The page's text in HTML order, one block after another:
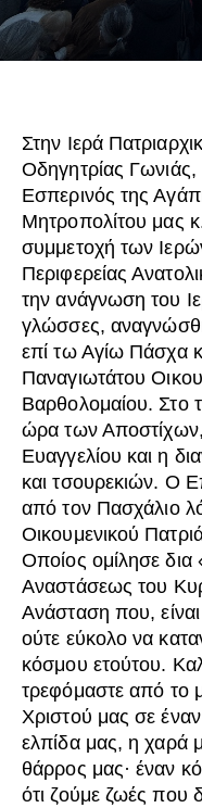
Στην Ιερά
Οδηγητρίας
Εσπερινός της
Μητροπολίτου μας
συμμετοχή των
Περιφερείας
την ανάγνωση του
γλώσσες,
επί τω Αγίω Πάσχα
Παναγιωτάτου
Βαρθολομαίου. Στο
ώρα των Αποστίχων,
Ευαγγελίου και η
και τσουρεκιών. Ο
από τον Πασχάλιο
Οικουμενικού
Οποίος ομίλησε δια
Αναστάσεως του
Ανάσταση που, είναι
ούτε εύκολο να
κόσμου ετούτου.
τρεφόμαστε από το
Χριστού μας σε
ελπίδα μας, η χαρά
θάρρος μας· έναν
ότι ζούμε ζωές που